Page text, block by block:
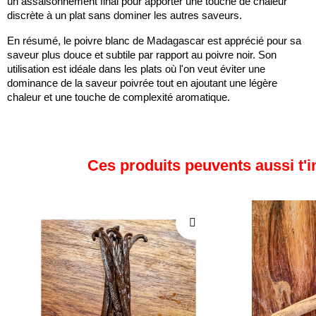
discrète à un plat sans dominer les autres saveurs.
En résumé, le poivre blanc de Madagascar est apprécié pour sa
saveur plus douce et subtile par rapport au poivre noir. Son
utilisation est idéale dans les plats où l'on veut éviter une
dominance de la saveur poivrée tout en ajoutant une légère
chaleur et une touche de complexité aromatique.
Ces produits peuvents aussi